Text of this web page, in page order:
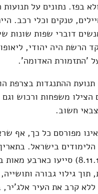
בפז. נתונים על תנועות
טנקים וכלי רכב.
דוברי שפות שונות
הרשת היה יהודי,
'התזמורת האדומה'.
ההתנגדות בצרפת
משפחות ורכוש וגם
חשוב.
מפורסם כל כך, אף
בישראל. בתאריך
ה'תש"ג (8.11.1942) סייעו כארבע
גילוי גבורה ותושייה,
קרב את העיר אלג'יר,